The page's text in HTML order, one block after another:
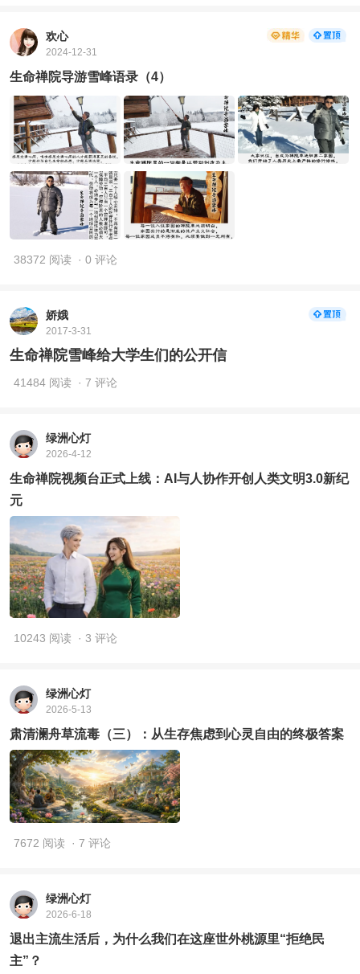
欢心
2024-12-31
生命禅院导游雪峰语录（4）
38372 阅读 · 0 评论
娇娥
2017-3-31
生命禅院雪峰给大学生们的公开信
41484 阅读 · 7 评论
绿洲心灯
2026-4-12
生命禅院视频台正式上线：AI与人协作开创人类文明3.0新纪
元
10243 阅读 · 3 评论
绿洲心灯
2026-5-13
肃清澜舟草流毒（三）：从生存焦虑到心灵自由的终极答案
7672 阅读 · 7 评论
绿洲心灯
2026-6-18
退出主流生活后，为什么我们在这座世外桃源里“拒绝民
主”？